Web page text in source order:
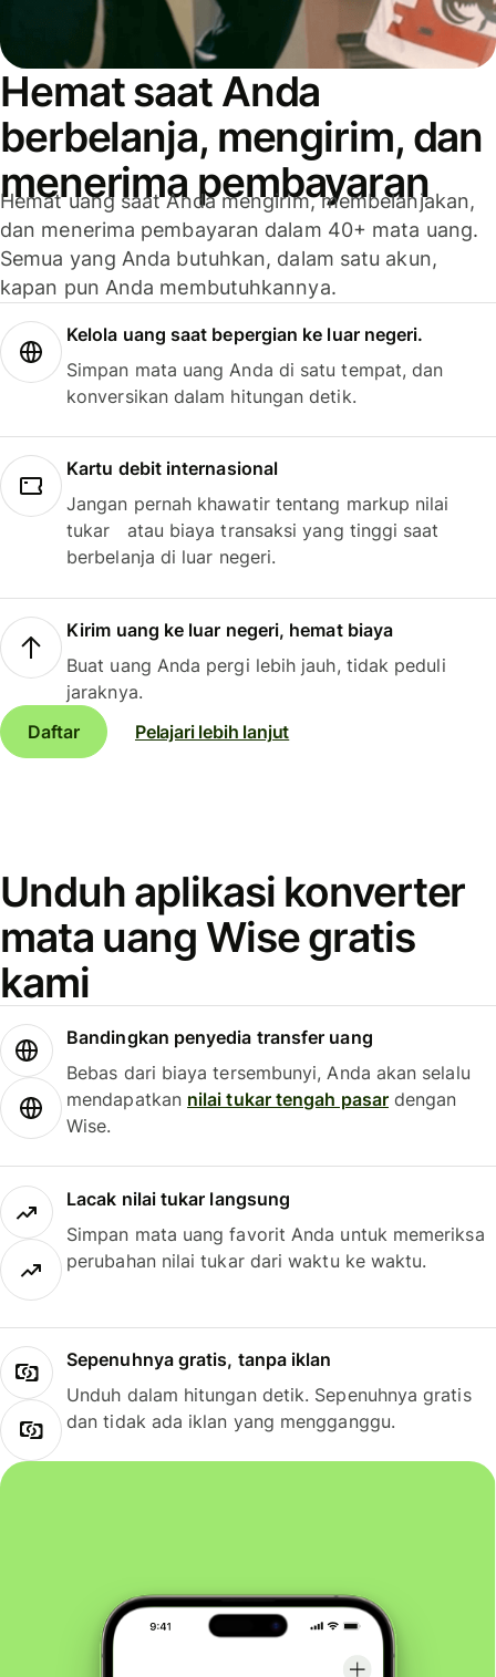
Hemat saat Anda
berbelanja, mengirim, dan
menerima pembayaran
Hemat uang saat Anda mengirim, membelanjakan,
dan menerima pembayaran dalam 40+ mata uang.
Semua yang Anda butuhkan, dalam satu akun,
kapan pun Anda membutuhkannya.
Kelola uang saat bepergian ke luar negeri.
Simpan mata uang Anda di satu tempat, dan
konversikan dalam hitungan detik.
Kartu debit internasional
Jangan pernah khawatir tentang markup nilai
tukar atau biaya transaksi yang tinggi saat
berbelanja di luar negeri.
Kirim uang ke luar negeri, hemat biaya
Buat uang Anda pergi lebih jauh, tidak peduli
jaraknya.
Daftar
Pelajari lebih lanjut
Unduh aplikasi konverter
mata uang Wise gratis
kami
Bandingkan penyedia transfer uang
Bebas dari biaya tersembunyi, Anda akan selalu
mendapatkan nilai tukar tengah pasardengan
Wise.
Lacak nilai tukar langsung
Simpan mata uang favorit Anda untuk memeriksa
perubahan nilai tukar dari waktu ke waktu.
Sepenuhnya gratis, tanpa iklan
Unduh dalam hitungan detik. Sepenuhnya gratis
dan tidak ada iklan yang mengganggu.